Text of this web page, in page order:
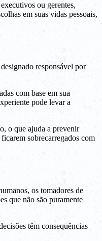
ou gerentes,
em suas vidas pessoais,
responsável por
com base em sua
pode levar a
o que ajuda a prevenir
sobrecarregados com
os tomadores de
que não são puramente
têm consequências